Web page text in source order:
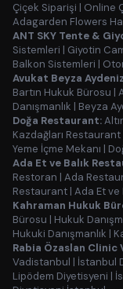
Çiçek Siparişi | Online
Adagarden Flowers
ANT SKY Tente &
Sistemleri | Giyotin
Balkon Sistemleri |
Avukat Beyza
Bartın Hukuk Bürosu |
Danışmanlık | Beyza
Doğa Restaurant:
Kazdağları Restaurant
Yeme İçme Mekanı |
Ada Et ve Balık
Restoran | Ada
Restaurant | Ada Et ve
Kahraman Hukuk
Bürosu | Hukuk
Hukuki Danışmanlık |
Rabia Özaslan Clinic
Vadistanbul | İstanbul
Lipödem Diyetisyeni |